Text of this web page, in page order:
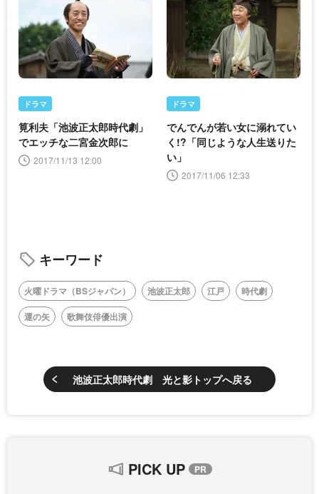
ドラマ
筧利夫「池波正太郎時代劇」
でエッチな二宮金次郎に
2017/11/13 12:00
ドラマ
でんでんが若い女に溺れてい
く!?「同じような人生送りた
い」
2017/11/06 12:33
キーワード
火曜ドラマ（BSジャパン） 池波正太郎 江戸
時代劇
運の矢
歌舞伎俳優出演
池波正太郎時代劇 光と影トップへ戻る
PICK UP